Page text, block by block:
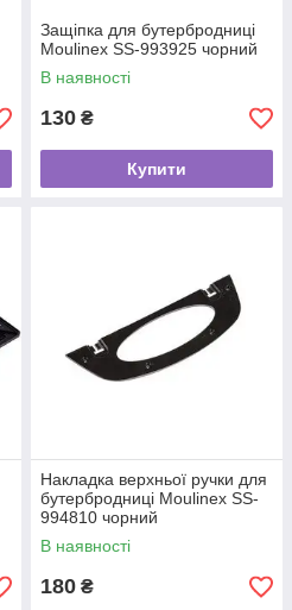
Защіпка для бутербродниці
Moulinex SS-993925 чорний
В наявності
130 ₴
Купити
Накладка верхньої ручки для
бутербродниці Moulinex SS-
994810 чорний
В наявності
180 ₴